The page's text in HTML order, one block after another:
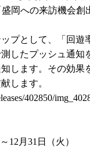
岡への来訪機会創
プとして、「回遊
したプッシュ通
します。その効果
します。
402850/
12月31日（火）